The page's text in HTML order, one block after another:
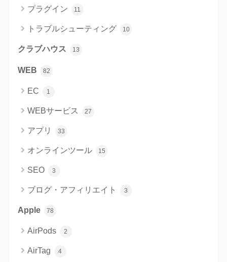
プラグイン 11
トラブルシューティング 10
クラブハウス 13
WEB 82
EC 1
WEBサービス 27
アプリ 33
オンラインツール 15
SEO 3
ブログ・アフィリエイト 3
Apple 78
AirPods 2
AirTag 4